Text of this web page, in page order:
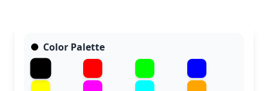
Color Palette